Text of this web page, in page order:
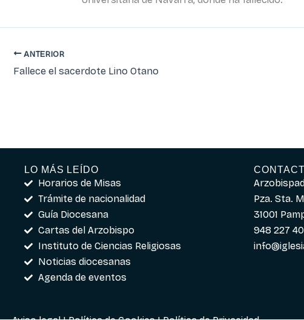
ANTERIOR
Fallece el sacerdote Lino Otano
LO MÁS LEÍDO
Horarios de Misas
Trámite de nacionalidad
Guía Diocesana
Cartas del Arzobispo
Instituto de Ciencias Religiosas
Noticias diocesanas
Agenda de eventos
Pza. Sta.
31001
948 227